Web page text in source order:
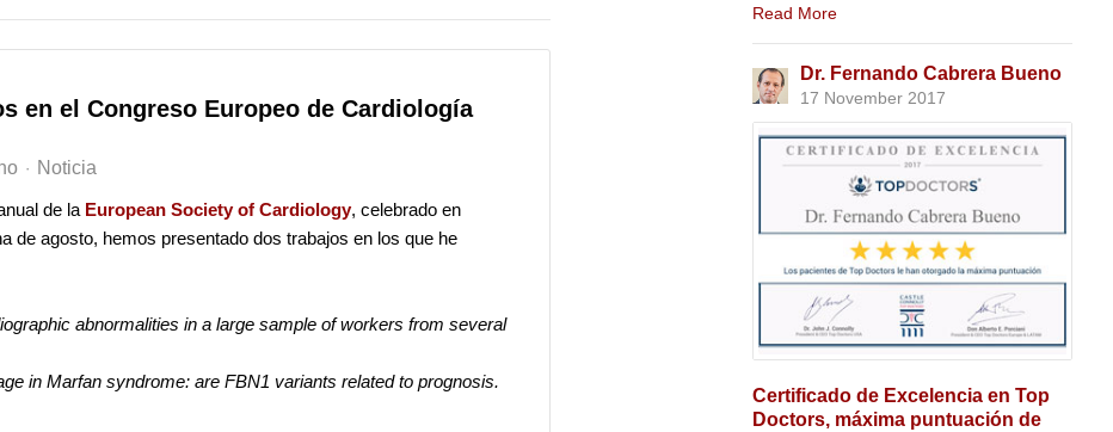
en el Congreso Europeo de Cardiología
Noticia
de la European Society of Cardiology, celebrado en
de agosto, hemos presentado dos trabajos en los que he
abnormalities in a large sample of workers from several
in Marfan syndrome: are FBN1 variants related to prognosis.
Read More
Dr. Fernando Cabrera Bueno
17 November 2017
Certificado de Excelencia en Top
Doctors, máxima puntuación de